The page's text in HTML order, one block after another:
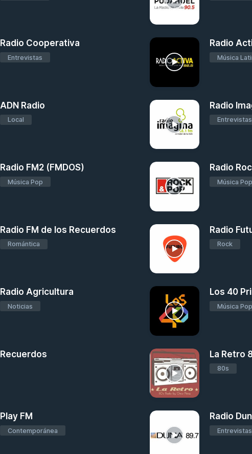
Radio Cooperativa
Entrevistas
Radio
Música
ADN Radio
Local
Radio
Entrevistas
Radio FM2 (FMDOS)
Música Pop
Radio
Música Pop
Radio FM de los Recuerdos
Romántica
Radio
Rock
Radio Agricultura
Noticias
Los 40
Música Pop
Recuerdos La Retro
80s
Play FM
Contemporánea
Radio
Entrevistas